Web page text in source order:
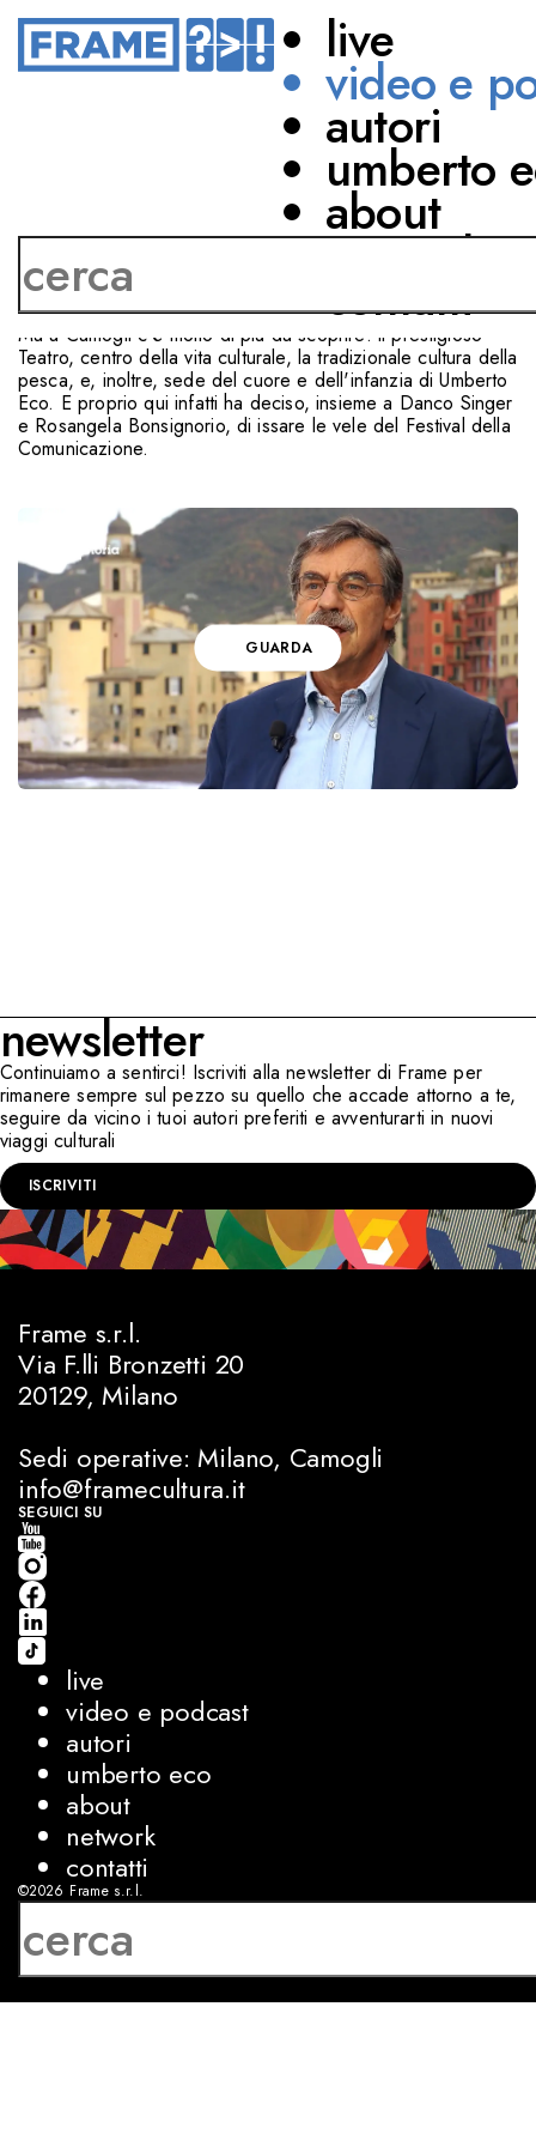
live
video e
autori
umberto
about
network
contatti
COMUNICARE A
CAMOGLI
Camogli, borgo millenario unico della riviera ligure, famoso
per le sue belle spiagge e, anticamente, per i suoi velieri.
Ma a Camogli c'è molto di più da scoprire: il prestigioso
Teatro, centro della vita culturale, la tradizionale cultura della
pesca, e, inoltre, sede del cuore e dell'infanzia di Umberto
Eco. E proprio qui infatti ha deciso, insieme a Danco Singer
e Rosangela Bonsignorio, di issare le vele del Festival della
Comunicazione.
GUARDA
newsletter
Continuiamo a sentirci! Iscriviti alla newsletter di Frame per
rimanere sempre sul pezzo su quello che accade attorno a te,
seguire da vicino i tuoi autori preferiti e avventurarti in nuovi
viaggi culturali
ISCRIVITI
Frame s.r.l.
Via F.lli Bronzetti 20
20129, Milano
Sedi operative: Milano, Camogli
info@framecultura.it
SEGUICI SU
live
video e podcast
autori
umberto eco
about
network
contatti
©2026 Frame s.r.l.
P.IVA 08927250962
sviluppo:Luca Bunino